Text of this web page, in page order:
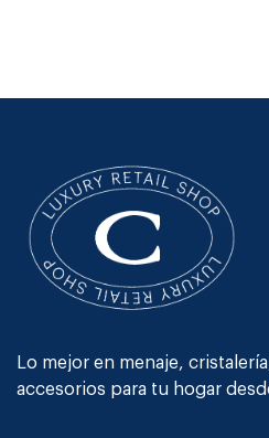
Lo mejor en menaje,
accesorios para tu hogar